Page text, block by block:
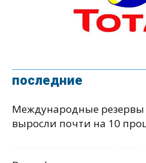
последние
Международные резервы
выросли почти на 10